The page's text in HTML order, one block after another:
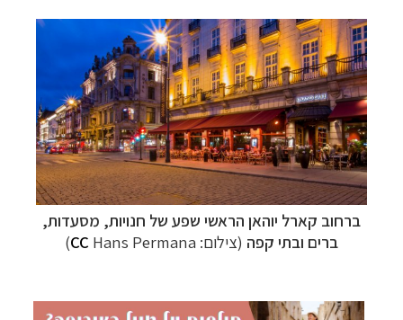
ברחוב קארל יוהאן הראשי שפע של חנויות, מסעדות,
ברים ובתי קפה (צילום: CC Hans Permana)